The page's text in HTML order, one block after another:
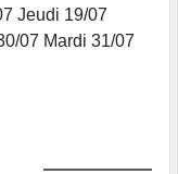
Jeudi 19/07
07 Mardi 31/07